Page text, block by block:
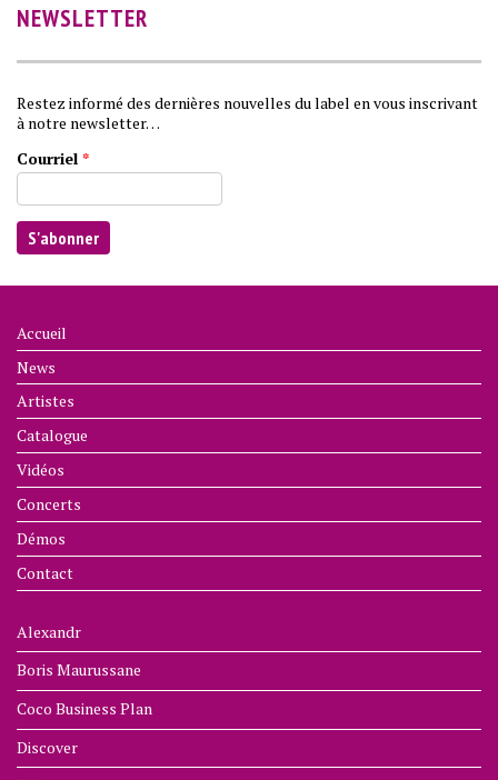
NEWSLETTER
Restez informé des dernières nouvelles du label en vous inscrivant
à notre newsletter…
Courriel *
Accueil
News
Artistes
Catalogue
Vidéos
Concerts
Démos
Contact
Alexandr
Boris Maurussane
Coco Business Plan
Discover